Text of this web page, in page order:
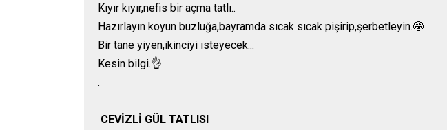
Kıyır kıyır,nefis bir açma tatlı..
Hazırlayın koyun buzluğa,bayramda sıcak sıcak pişirip,şerbetleyin.🤩
Bir tane yiyen,ikinciyi isteyecek...
Kesin bilgi.👌
.
CEVİZLİ GÜL TATLISI